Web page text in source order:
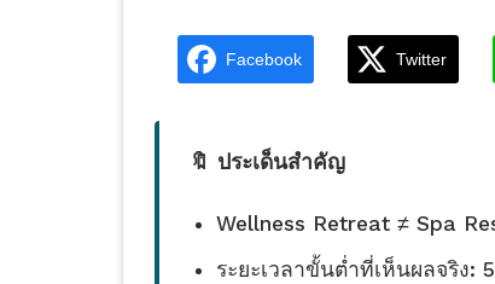
Facebook Twitter
🔖 ประเด็นสำคัญ
Wellness Retreat ≠ Spa
ระยะเวลาขั้นต่ำที่เห็นผลจริง